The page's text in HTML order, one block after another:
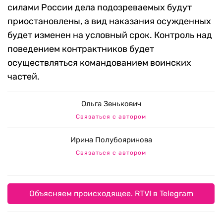
силами России дела подозреваемых будут
приостановлены, а вид наказания осужденных
будет изменен на условный срок. Контроль над
поведением контрактников будет
осуществляться командованием воинских
частей.
Ольга Зенькович
Связаться с автором
Ирина Полубояринова
Связаться с автором
Объясняем происходящее. RTVI в Telegram